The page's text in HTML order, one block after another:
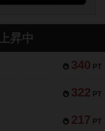
昇中
340 PT
322 PT
217 PT